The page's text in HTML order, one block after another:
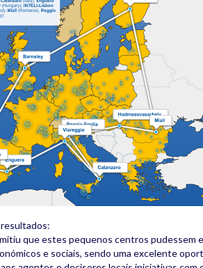
resultados:
que estes pequenos centros pudessem
e sociais, sendo uma excelente